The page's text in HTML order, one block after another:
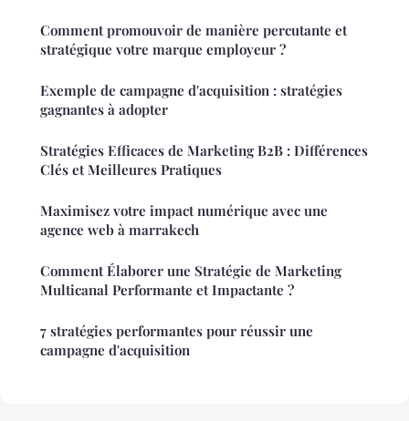
Comment promouvoir de manière percutante et
stratégique votre marque employeur ?
Exemple de campagne d'acquisition : stratégies
gagnantes à adopter
Stratégies Efficaces de Marketing B2B : Différences
Clés et Meilleures Pratiques
Maximisez votre impact numérique avec une
agence web à marrakech
Comment Élaborer une Stratégie de Marketing
Multicanal Performante et Impactante ?
7 stratégies performantes pour réussir une
campagne d'acquisition